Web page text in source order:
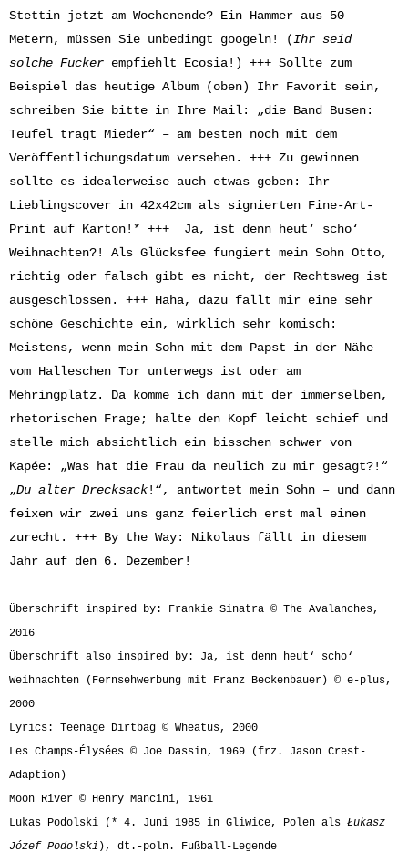
Stettin jetzt am Wochenende? Ein Hammer aus 50
Metern, müssen Sie unbedingt googeln! (Ihr seid
solche Fucker empfiehlt Ecosia!) +++ Sollte zum
Beispiel das heutige Album (oben) Ihr Favorit sein,
schreiben Sie bitte in Ihre Mail: „die Band Busen:
Teufel trägt Mieder“ – am besten noch mit dem
Veröffentlichungsdatum versehen. +++ Zu gewinnen
sollte es idealerweise auch etwas geben: Ihr
Lieblingscover in 42x42cm als signierten Fine-Art-
Print auf Karton!* +++ Ja, ist denn heut‘ scho‘
Weihnachten?! Als Glücksfee fungiert mein Sohn Otto,
richtig oder falsch gibt es nicht, der Rechtsweg ist
ausgeschlossen. +++ Haha, dazu fällt mir eine sehr
schöne Geschichte ein, wirklich sehr komisch:
Meistens, wenn mein Sohn mit dem Papst in der Nähe
vom Halleschen Tor unterwegs ist oder am
Mehringplatz. Da komme ich dann mit der immerselben,
rhetorischen Frage; halte den Kopf leicht schief und
stelle mich absichtlich ein bisschen schwer von
Kapée: „Was hat die Frau da neulich zu mir gesagt?!“
„Du alter Drecksack!“, antwortet mein Sohn – und dann
feixen wir zwei uns ganz feierlich erst mal einen
zurecht. +++ By the Way: Nikolaus fällt in diesem
Jahr auf den 6. Dezember!
Überschrift inspired by: Frankie Sinatra © The Avalanches,
2016
Überschrift also inspired by: Ja, ist denn heut‘ scho‘
Weihnachten (Fernsehwerbung mit Franz Beckenbauer) © e-plus,
2000
Lyrics: Teenage Dirtbag © Wheatus, 2000
Les Champs-Élysées © Joe Dassin, 1969 (frz. Jason Crest-
Adaption)
Moon River © Henry Mancini, 1961
Lukas Podolski (* 4. Juni 1985 in Gliwice, Polen als Łukasz
Józef Podolski ), dt.-poln. Fußball-Legende